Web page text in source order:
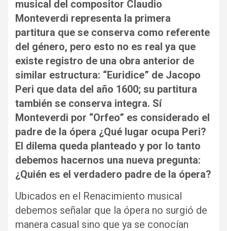
musical del compositor Claudio
Monteverdi representa la primera
partitura que se conserva como referente
del género, pero esto no es real ya que
existe registro de una obra anterior de
similar estructura: “Euridice” de Jacopo
Peri que data del año 1600; su partitura
también se conserva integra. Sí
Monteverdi por “Orfeo” es considerado el
padre de la ópera ¿Qué lugar ocupa Peri?
El dilema queda planteado y por lo tanto
debemos hacernos una nueva pregunta:
¿Quién es el verdadero padre de la ópera?
Ubicados en el Renacimiento musical
debemos señalar que la ópera no surgió de
manera casual sino que ya se conocían